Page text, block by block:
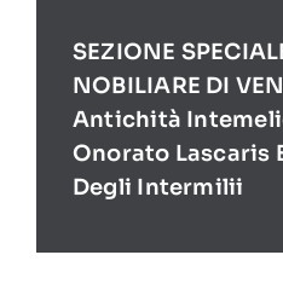
SEZIONE
NOBILIARE DI
Antichità
Onorato Lascaris
Degli Intermilii